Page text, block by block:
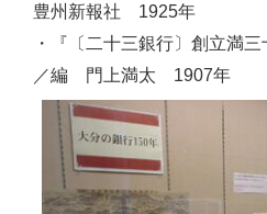
豊州新報社 1925年
・『〔二十三銀行〕創立満
／編 門上満太 1907年